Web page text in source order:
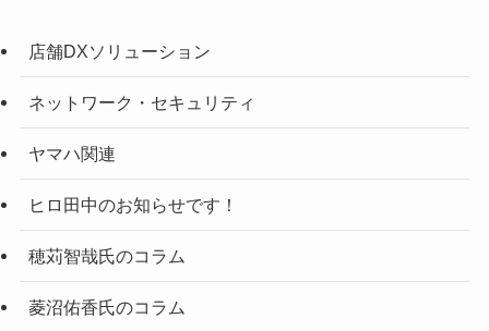
店舗DXソリューション
ネットワーク・セキュリティ
ヤマハ関連
ヒロ田中のお知らせです！
穂苅智哉氏のコラム
菱沼佑香氏のコラム